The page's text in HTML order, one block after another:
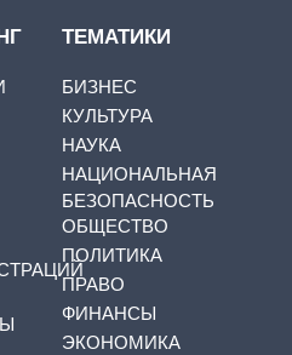
ТЕМАТИКИ
БИЗНЕС
КУЛЬТУРА
НАУКА
НАЦИОНАЛЬНАЯ
БЕЗОПАСНОСТЬ
ОБЩЕСТВО
ПОЛИТИКА
ПРАВО
ФИНАНСЫ
ЭКОНОМИКА